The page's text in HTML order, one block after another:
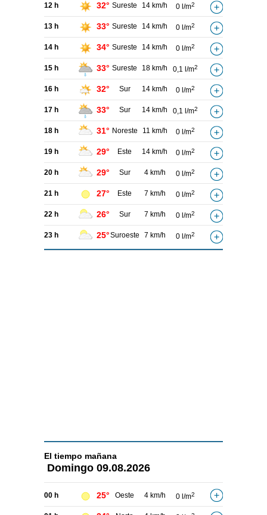
12 h 32° Sureste 14 km/h 0 l/m2
13 h 33° Sureste 14 km/h 0 l/m2
14 h 34° Sureste 14 km/h 0 l/m2
15 h 33° Sureste 18 km/h 0,1 l/m2
16 h 32° Sur 14 km/h 0 l/m2
17 h 33° Sur 14 km/h 0,1 l/m2
18 h 31° Noreste 11 km/h 0 l/m2
19 h 29° Este 14 km/h 0 l/m2
20 h 29° Sur 4 km/h 0 l/m2
21 h 27° Este 7 km/h 0 l/m2
22 h 26° Sur 7 km/h 0 l/m2
23 h 25°Suroeste 7 km/h 0 l/m2
El tiempo mañana
Domingo 09.08.2026
00 h 25° Oeste 4 km/h 0 l/m2